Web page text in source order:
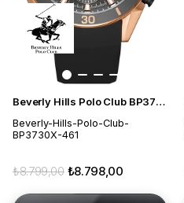
Beverly Hills Polo Club BP3730X.461 Erkek Kol Saati
Beverly-Hills-Polo-Club-
BP3730X-461
₺8.798,00
₺8.799,00